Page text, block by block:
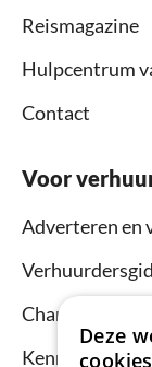
Reismagazine
Hulpcentrum
Contact
Voor
Adverteren en
Channel
Kennisbank
Deze
cookies